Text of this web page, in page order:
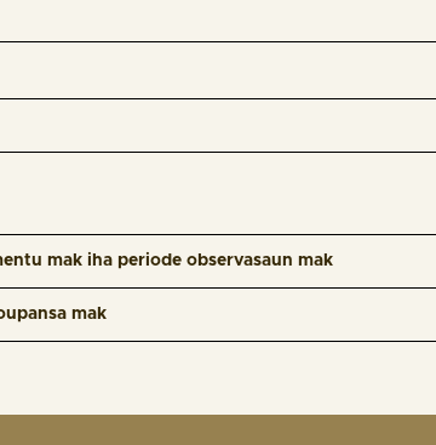
mak iha periode observasaun mak
mak